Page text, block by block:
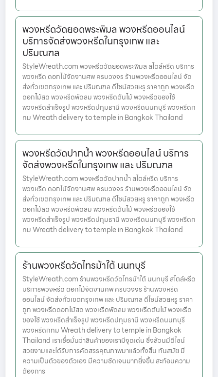
พวงหรีดวัดยอดพระพิมล พวงหรีดออนไลน์
บริการจัดส่งพวงหรีดในกรุงเทพ และ
ปริมณฑล
StyleWreath.com พวงหรีดวัดยอดพระพิมล สไตล์หรีด บริการ
พวงหรีด ดอกไม้จัดงานศพ ครบวงจร ร้านพวงหรีดออนไลน์ จัด
ส่งทั่วเขตกรุงเทพ และ ปริมณฑล ดีไซน์สวยหรู ราคาถูก พวงหรีด
ดอกไม้สด พวงหรีดพัดลม พวงหรีดต้นไม้ พวงหรีดของใช้
พวงหรีดสำเร็จรูป พวงหรีดปทุมธานี พวงหรีดนนทบุรี พวงหรีดก
ทม Wreath delivery to temple in Bangkok Thailand
พวงหรีดวัดปากน้ำ พวงหรีดออนไลน์ บริการ
จัดส่งพวงหรีดในกรุงเทพ และ ปริมณฑล
StyleWreath.com พวงหรีดวัดปากน้ำ สไตล์หรีด บริการ
พวงหรีด ดอกไม้จัดงานศพ ครบวงจร ร้านพวงหรีดออนไลน์ จัด
ส่งทั่วเขตกรุงเทพ และ ปริมณฑล ดีไซน์สวยหรู ราคาถูก พวงหรีด
ดอกไม้สด พวงหรีดพัดลม พวงหรีดต้นไม้ พวงหรีดของใช้
พวงหรีดสำเร็จรูป พวงหรีดปทุมธานี พวงหรีดนนทบุรี พวงหรีดก
ทม Wreath delivery to temple in Bangkok Thailand
ร้านพวงหรีดวัดไทรม้าใต้ นนทบุรี
StyleWreath.com ร้านพวงหรีดวัดไทรม้าใต้ นนทบุรี สไตล์หรีด
บริการพวงหรีด ดอกไม้จัดงานศพ ครบวงจร ร้านพวงหรีด
ออนไลน์ จัดส่งทั่วเขตกรุงเทพ และ ปริมณฑล ดีไซน์สวยหรู ราคา
ถูก พวงหรีดดอกไม้สด พวงหรีดพัดลม พวงหรีดต้นไม้ พวงหรีด
ของใช้ พวงหรีดสำเร็จรูป พวงหรีดปทุมธานี พวงหรีดนนทบุรี
พวงหรีดกทม Wreath delivery to temple in Bangkok
Thailand เราเชื่อมั่นว่าสินค้าของเรามีจุดเด่น ซึ่งล้วนมีดีไซน์
สวยงามและได้รับการคัดสรรคุณภาพมาแล้วทั้งสิ้น ทันสมัย มี
ความเป็นตัวของตัวเอง มีความชัดเจนมากยิ่งขึ้น สะท้อนความ
ต้องการ